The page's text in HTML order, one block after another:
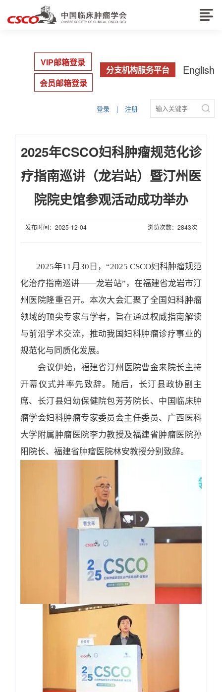
English
分支机构服务平台
VIP邮箱登录
会员邮箱登录

登录 | 注册
2025年CSCO妇科肿瘤规范化诊
疗指南巡讲（龙岩站）暨汀州医
院院史馆参观活动成功举办
发布时间：2025-12-04 浏览次数：2843次
2025年11月 30 日，“2025 CSCO妇科肿瘤规范
化治疗指南巡讲——龙岩站”，在福建省龙岩市汀
州医院隆重召开。本次大会汇聚了全国妇科肿瘤
领域的顶尖专家与学者，旨在通过权威指南解读
与前沿学术交流，推动我国妇科肿瘤诊疗事业的
规范化与同质化发展。
会议伊始，福建省汀州医院曹金来院长主持
开幕仪式并率先致辞。随后，长汀县政协副主
席、长汀县妇幼保健院包芳芳院长、中国临床肿
瘤学会妇科肿瘤专家委员会主任委员、广西医科
大学附属肿瘤医院李力教授及福建省肿瘤医院孙
阳院长、福建省肿瘤医院林安教授分别致辞。